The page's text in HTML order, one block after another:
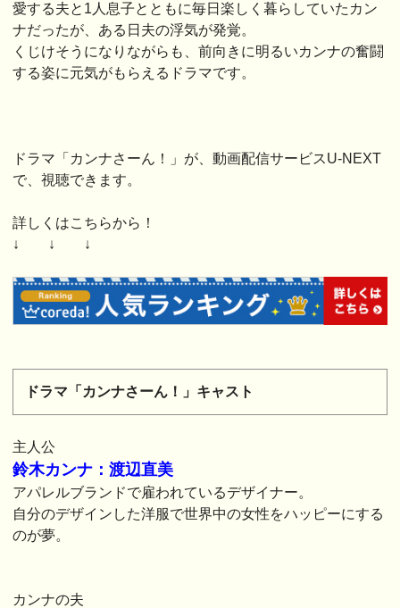
愛する夫と1人息子とともに毎日楽しく暮らしていたカン
ナだったが、ある日夫の浮気が発覚。
くじけそうになりながらも、前向きに明るいカンナの奮闘
する姿に元気がもらえるドラマです。
ドラマ「カンナさーん！」が、動画配信サービスU-NEXT
で、視聴できます。
詳しくはこちらから！
↓ ↓ ↓
ドラマ「カンナさーん！」キャスト
主人公
鈴木カンナ：渡辺直美
アパレルブランドで雇われているデザイナー。
自分のデザインした洋服で世界中の女性をハッピーにする
のが夢。
カンナの夫